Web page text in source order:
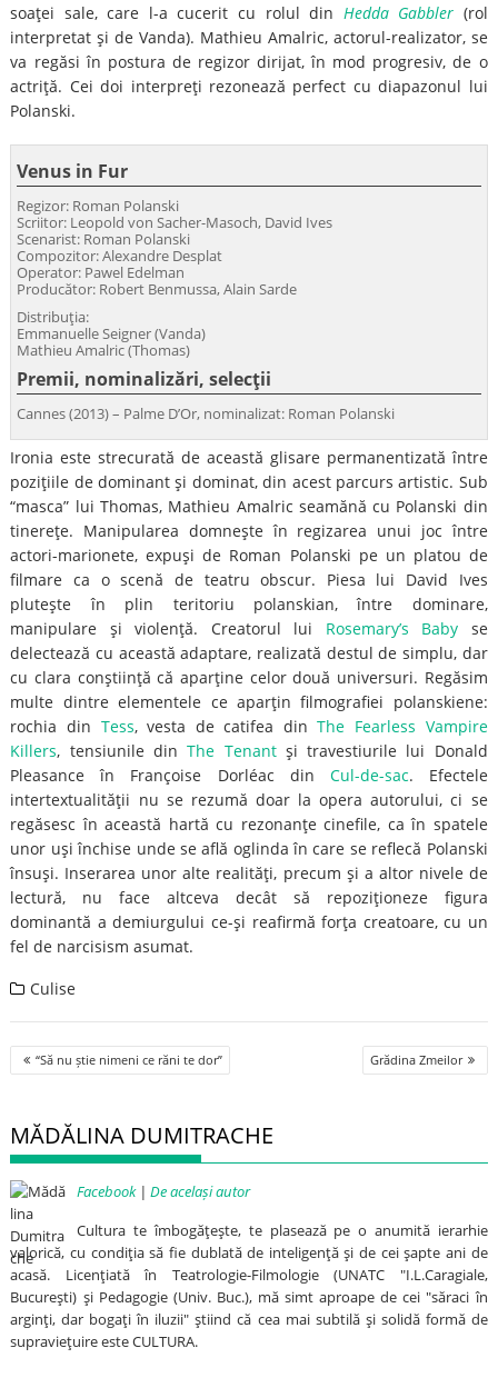
soaţei sale, care l-a cucerit cu rolul din Hedda Gabbler (rol
interpretat şi de Vanda). Mathieu Amalric, actorul-realizator, se
va regăsi în postura de regizor dirijat, în mod progresiv, de o
actriţă. Cei doi interpreţi rezonează perfect cu diapazonul lui
Polanski.
Venus in Fur
Regizor: Roman Polanski
Scriitor: Leopold von Sacher-Masoch, David Ives
Scenarist: Roman Polanski
Compozitor: Alexandre Desplat
Operator: Pawel Edelman
Producător: Robert Benmussa, Alain Sarde
Distribuţia:
Emmanuelle Seigner (Vanda)
Mathieu Amalric (Thomas)
Premii, nominalizări, selecţii
Cannes (2013) – Palme D’Or, nominalizat: Roman Polanski
Ironia este strecurată de această glisare permanentizată între
poziţiile de dominant şi dominat, din acest parcurs artistic. Sub
“masca” lui Thomas, Mathieu Amalric seamănă cu Polanski din
tinereţe. Manipularea domneşte în regizarea unui joc între
actori-marionete, expuşi de Roman Polanski pe un platou de
filmare ca o scenă de teatru obscur. Piesa lui David Ives
pluteşte în plin teritoriu polanskian, între dominare,
manipulare şi violenţă. Creatorul lui Rosemary’s Baby se
delectează cu această adaptare, realizată destul de simplu, dar
cu clara conştiinţă că aparţine celor două universuri. Regăsim
multe dintre elementele ce aparţin filmografiei polanskiene:
rochia din Tess, vesta de catifea dinThe Fearless Vampire
Killers, tensiunile dinThe Tenantşi travestiurile lui Donald
Pleasance în Françoise Dorléac din Cul-de-sac. Efectele
intertextualităţii nu se rezumă doar la opera autorului, ci se
regăsesc în această hartă cu rezonanţe cinefile, ca în spatele
unor uşi închise unde se află oglinda în care se reflecă Polanski
însuşi. Inserarea unor alte realităţi, precum şi a altor nivele de
lectură, nu face altceva decât să repoziţioneze figura
dominantă a demiurgului ce-şi reafirmă forţa creatoare, cu un
fel de narcisism asumat.
Culise
Post
navigation
“Să nu știe nimeni ce răni te dor” Grădina Zmeilor
MĂDĂLINA DUMITRACHE
Facebook|De același autor
Cultura te îmbogăţeşte, te plasează pe o anumită ierarhie
valorică, cu condiţia să fie dublată de inteligenţă şi de cei şapte ani de
acasă. Licenţiată în Teatrologie-Filmologie (UNATC "I.L.Caragiale,
Bucureşti) şi Pedagogie (Univ. Buc.), mă simt aproape de cei "săraci în
arginţi, dar bogaţi în iluzii" ştiind că cea mai subtilă şi solidă formă de
supravieţuire este CULTURA.